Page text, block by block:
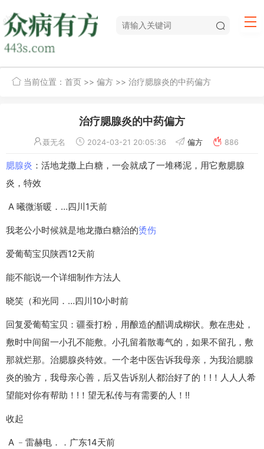
当前位置： 首页 >> 偏方 >> 治疗腮腺炎的中药偏方
治疗腮腺炎的中药偏方
聂无名 2024-03-21 20:05:36 偏方 886
腮腺炎 ：活地龙撒上白糖，一会就成了一堆稀泥，用它敷腮腺
炎，特效
A 曦微渐暖．…四川1天前
我老公小时候就是地龙撒白糖治的烫伤
爱葡萄宝贝陕西12天前
能不能说一个详细制作方法人
晓笑（和光同．…四川10小时前
回复爱葡萄宝贝：疆蚕打粉，用酿造的醋调成糊状。敷在患处，
敷时中间留一小孔不能敷。小孔留着散毒气的，如果不留孔，敷
那就烂那。治腮腺炎特效。一个老中医告诉我母亲，为我治腮腺
炎的验方，我母亲心善，后又告诉别人都治好了的！!！人人人希
望能对你有帮助！!！望无私传与有需要的人！!!
收起
A ﹣雷赫电．．广东14天前